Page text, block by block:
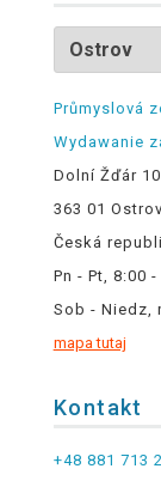
Průmyslová
Wydawanie
Dolní Žďár
363 01 Ostrov
Česká
Pn - Pt, 8:00
Sob - Niedz,
mapa tutaj
Kontakt
+48 881 713